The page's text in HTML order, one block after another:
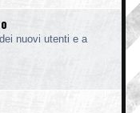
nuovi utenti e a